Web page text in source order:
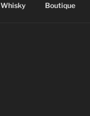
Whisky Boutique